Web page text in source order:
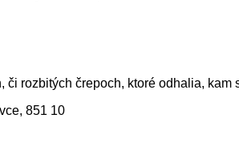
rozbitých črepoch, ktoré odhalia, kam
851 10